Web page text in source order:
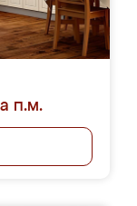
п.м.